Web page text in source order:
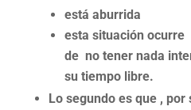
está aburrida
esta situación ocurre
de no tener nada
su tiempo libre.
Lo segundo es que ,